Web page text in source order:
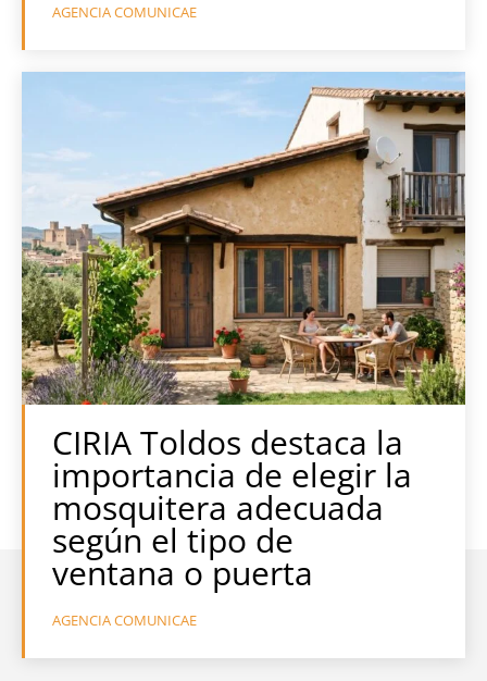
AGENCIA COMUNICAE
CIRIA Toldos destaca la
importancia de elegir la
mosquitera adecuada
según el tipo de
ventana o puerta
AGENCIA COMUNICAE